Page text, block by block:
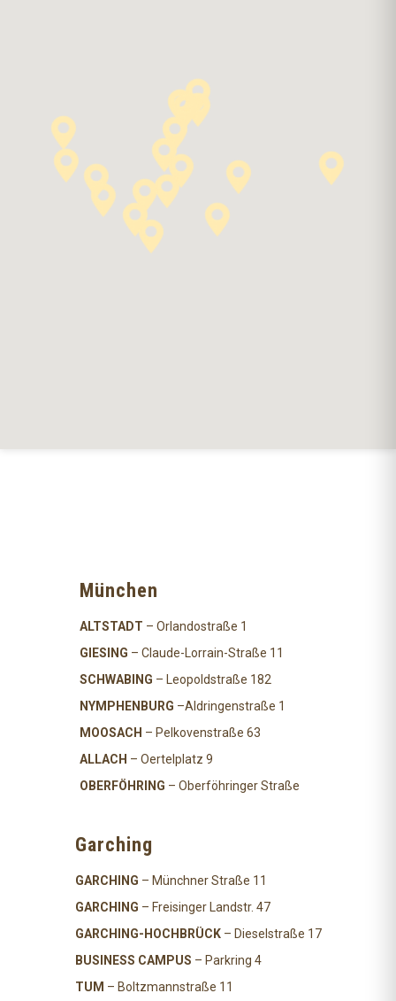
München
ALTSTADT – Orlandostraße 1
GIESING – Claude-Lorrain-Straße 11
SCHWABING – Leopoldstraße 182
NYMPHENBURG –Aldringenstraße 1
MOOSACH – Pelkovenstraße 63
ALLACH – Oertelplatz 9
OBERFÖHRING – Oberföhringer Straße
Garching
GARCHING – Münchner Straße 11
GARCHING – Freisinger Landstr. 47
GARCHING-HOCHBRÜCK– Dieselstraße 17
BUSINESS CAMPUS – Parkring 4
TUM – Boltzmannstraße 11